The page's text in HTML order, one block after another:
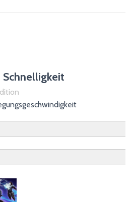
Schnelligkeit